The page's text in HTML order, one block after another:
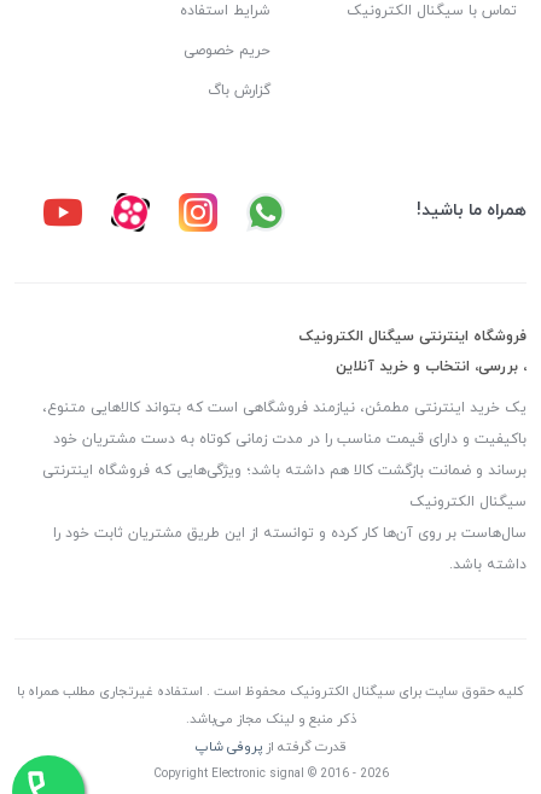
تماس با سیگنال الکترونیک شرایط استفاده
حریم خصوصی
گزارش باگ
همراه ما باشید!
فروشگاه اینترنتی سیگنال الکترونیک
، بررسی، انتخاب و خرید آنلاین
یک خرید اینترنتی مطمئن، نیازمند فروشگاهی است که بتواند کالاهایی متنوع،
باکیفیت و دارای قیمت مناسب را در مدت زمانی کوتاه به دست مشتریان خود
برساند و ضمانت بازگشت کالا هم داشته باشد؛ ویژگی‌هایی که فروشگاه اینترنتی
سیگنال الکترونیک
سال‌هاست بر روی آن‌ها کار کرده و توانسته از این طریق مشتریان ثابت خود را
داشته باشد.
کلیه حقوق سایت برای سیگنال الکترونیک محفوظ است . استفاده غیرتجاری مطلب همراه با
ذکر منبع و لینک مجاز می‌باشد.
قدرت گرفته ازپروفی شاپ
Copyright Electronic signal © 2016 - 2026